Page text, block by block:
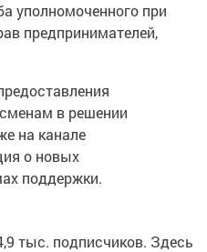
уполномоченного при
предпринимателей,
в решении
на канале
о новых
поддержки.
тыс. подписчиков. Здесь